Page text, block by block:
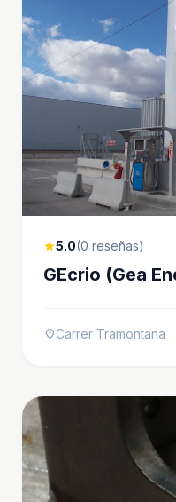
star5.0(0 reseñas)
GEcrio (Gea
location_onCarrer Tramontana